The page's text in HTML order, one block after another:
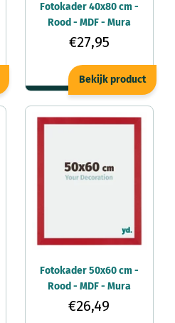
Fotokader 40x80 cm -
Rood - MDF - Mura
€27,95
Bekijk product
Fotokader 50x60 cm -
Rood - MDF - Mura
€26,49